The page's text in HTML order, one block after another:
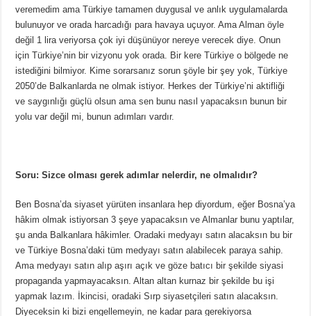
veremedim ama Türkiye tamamen duygusal ve anlık uygulamalarda
bulunuyor ve orada harcadığı para havaya uçuyor. Ama Alman öyle
değil 1 lira veriyorsa çok iyi düşünüyor nereye verecek diye. Onun
için Türkiye’nin bir vizyonu yok orada. Bir kere Türkiye o bölgede ne
istediğini bilmiyor. Kime sorarsanız sorun şöyle bir şey yok, Türkiye
2050’de Balkanlarda ne olmak istiyor. Herkes der Türkiye’ni aktifliği
ve saygınlığı güçlü olsun ama sen bunu nasıl yapacaksın bunun bir
yolu var değil mi, bunun adımları vardır.
Soru: Sizce olması gerek adımlar nelerdir, ne olmalıdır?
Ben Bosna’da siyaset yürüten insanlara hep diyordum, eğer Bosna’ya
hâkim olmak istiyorsan 3 şeye yapacaksın ve Almanlar bunu yaptılar,
şu anda Balkanlara hâkimler. Oradaki medyayı satın alacaksın bu bir
ve Türkiye Bosna’daki tüm medyayı satın alabilecek paraya sahip.
Ama medyayı satın alıp aşırı açık ve göze batıcı bir şekilde siyasi
propaganda yapmayacaksın. Altan altan kurnaz bir şekilde bu işi
yapmak lazım. İkincisi, oradaki Sırp siyasetçileri satın alacaksın.
Diyeceksin ki bizi engellemeyin, ne kadar para gerekiyorsa